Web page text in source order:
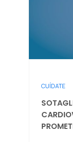
CUÍDATE